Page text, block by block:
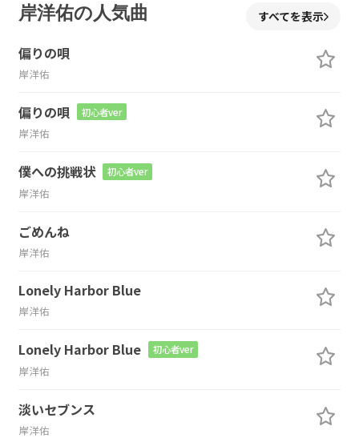
岸洋佑の人気曲 すべてを表示
偏りの唄
岸洋佑
偏りの唄 初心者ver
岸洋佑
僕への挑戦状 初心者ver
岸洋佑
ごめんね
岸洋佑
Lonely Harbor Blue
岸洋佑
Lonely Harbor Blue 初心者ver
岸洋佑
淡いセブンス
岸洋佑